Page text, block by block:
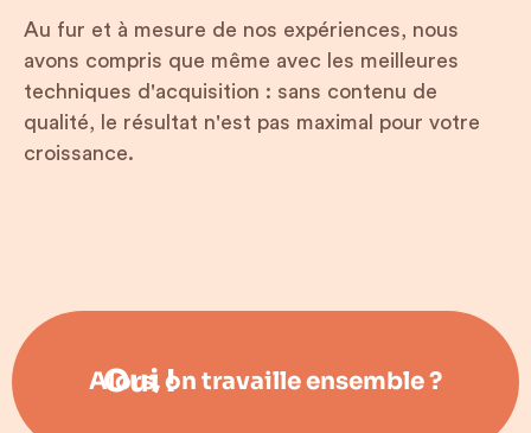
Au fur et à mesure de nos expériences, nous
avons compris que même avec les meilleures
techniques d'acquisition : sans contenu de
qualité, le résultat n'est pas maximal pour votre
croissance.
Oui !
Alors, on travaille ensemble ?